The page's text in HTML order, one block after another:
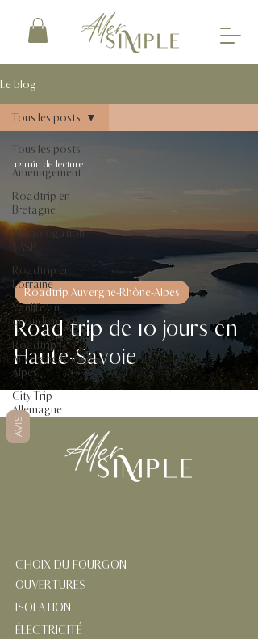
Le blog
Tous les posts
Aménagement
Roadtrip en
Bretagne
Homologation
Roadtrip en
Lorraine
Vanlife au
quotidien
Roadtrip
Auvergne-Rhône-
Alpes
City Trip
Allemagne
Tous les posts
Road trip de 10 jours en
Haute-Savoie
Roadtrip Auvergne-Rhône-Alpes
12 min de lecture
CHOIX DU FOURGON
OUVERTURES
ISOLATION
ÉLECTRICITÉ
AVIS